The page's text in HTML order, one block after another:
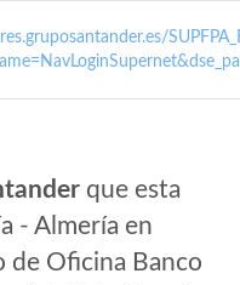
que esta
- Almería en
de Oficina Banco